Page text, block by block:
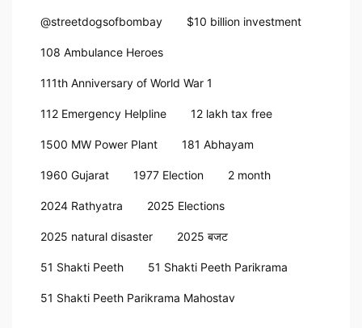
@streetdogsofbombay $10 billion investment
108 Ambulance Heroes
111th Anniversary of World War 1
112 Emergency Helpline 12 lakh tax free
1500 MW Power Plant 181 Abhayam
1960 Gujarat 1977 Election 2 month
2024 Rathyatra 2025 Elections
2025 natural disaster 2025 बजट
51 Shakti Peeth 51 Shakti Peeth Parikrama
51 Shakti Peeth Parikrama Mahostav